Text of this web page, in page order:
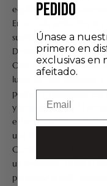
equilibrada dejan una
En un solo gesto, limpia
suavidad y la vitalidad
Descubrir
Otro hábito importante:
lugar de muy calientes.
película hidrolipídica,
y protege la piel. Al
el bronceado durante
una piel más sana y
Combinar un gel suave
un verdadero cuidado
prolongar el brillo
PEDIDO
Únase a
primero en
exclusivas en
afeitado.